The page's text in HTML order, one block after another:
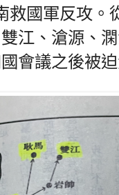
救國軍反攻。
江、滄源、
會議之後被